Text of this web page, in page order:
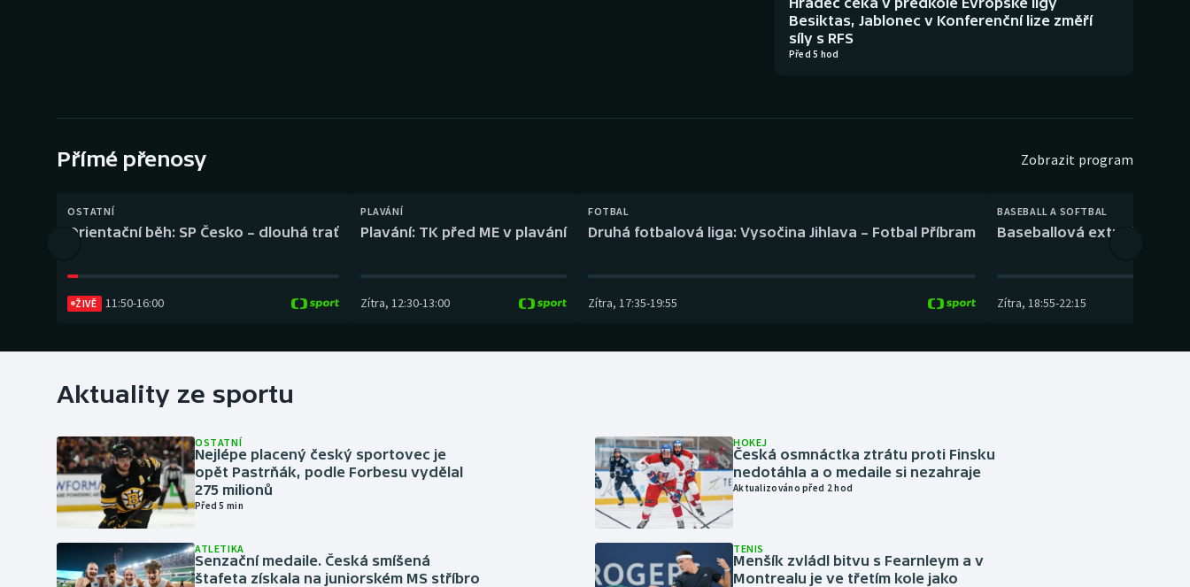
Besiktas, Jablonec v Konferenční lize změří
síly s RFS
Před 5 hod
Přímé přenosy Zobrazit program
OSTATNÍ
Orientační běh: SP Česko – dlouhá trať
ŽIVĚ 11:50-16:00
PLAVÁNÍ
Plavání: TK před ME v plavání
Zítra, 12:30-13:00
FOTBAL
Druhá fotbalová liga: Vysočina Jihlava – Fotbal Příbram
Zítra, 17:35-19:55
BASEBALL A SOFTBAL
Baseballová extraliga:
Zítra, 18:55-22:15
Aktuality ze sportu
OSTATNÍ
Nejlépe placený český sportovec je
opět Pastrňák, podle Forbesu vydělal
275 milionů
Před 5 min
ATLETIKA
Senzační medaile. Česká smíšená
štafeta získala na juniorském MS stříbro
HOKEJ
Česká osmnáctka ztrátu proti Finsku
nedotáhla a o medaile si nezahraje
Aktualizováno před 2 hod
TENIS
Menšík zvládl bitvu s Fearnleym a v
Montrealu je ve třetím kole jako